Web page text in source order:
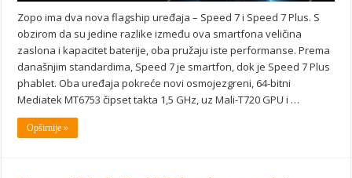
Zopo ima dva nova flagship uređaja – Speed 7 i Speed 7 Plus. S
obzirom da su jedine razlike između ova smartfona veličina
zaslona i kapacitet baterije, oba pružaju iste performanse. Prema
današnjim standardima, Speed 7 je smartfon, dok je Speed 7 Plus
phablet. Oba uređaja pokreće novi osmojezgreni, 64-bitni
Mediatek MT6753 čipset takta 1,5 GHz, uz Mali-T720 GPU i …
Opširnije »